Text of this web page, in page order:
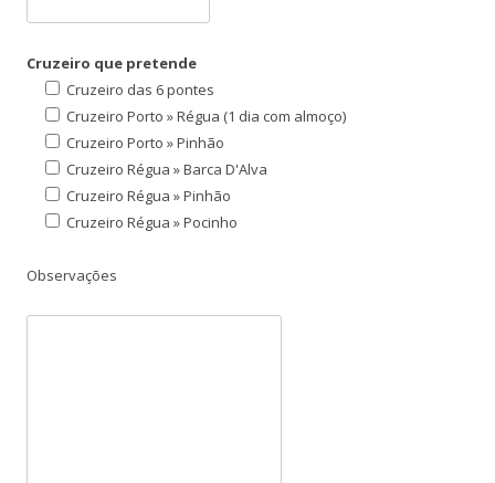
Cruzeiro que pretende
Cruzeiro das 6 pontes
Cruzeiro Porto » Régua (1 dia com almoço)
Cruzeiro Porto » Pinhão
Cruzeiro Régua » Barca D'Alva
Cruzeiro Régua » Pinhão
Cruzeiro Régua » Pocinho
Observações